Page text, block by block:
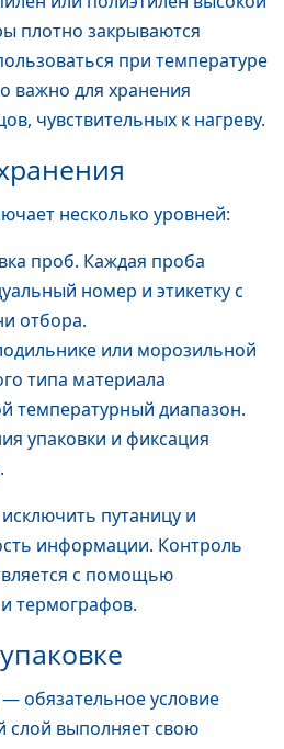
плотно закрываются
при температуре
важно для хранения
чувствительных к нагреву.
несколько уровней:
проб. Каждая проба
номер и этикетку с
отбора.
или морозильной
типа материала
температурный диапазон.
упаковки и фиксация
путаницу и
информации. Контроль
с помощью
термографов.
обязательное условие
слой выполняет свою